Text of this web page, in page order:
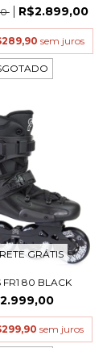
R$2.899,00
sem juros
GRÁTIS
FR1 80 BLACK
sem juros